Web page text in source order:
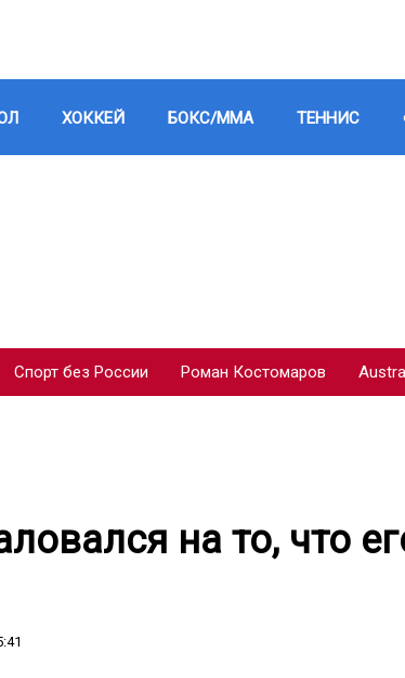
ХОККЕЙ БОКС/ММА ТЕННИС
Спорт без России Роман Костомаров
на то, что